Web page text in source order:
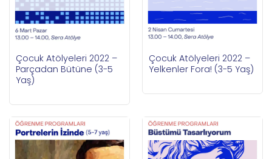
Çocuk Atölyeleri 2022 –
Parçadan Bütüne (3-5
Yaş)
Çocuk Atölyeleri 2022 –
Yelkenler Fora! (3-5 Yaş)